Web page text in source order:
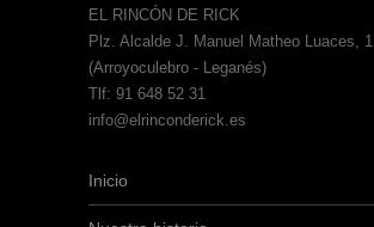
EL RINCÓN DE RICK
Plz. Alcalde J. Manuel Matheo Luaces, 1
(Arroyoculebro - Leganés)
Tlf: 91 648 52 31
info@elrinconderick.es
Inicio